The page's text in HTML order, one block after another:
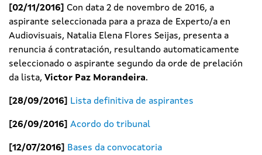
[02/11/2016]
Con data 2 de novembro de 2016, a
aspirante seleccionada para a praza de Experto/a en
Audiovisuais, Natalia Elena Flores Seijas, presenta a
renuncia á contratación, resultando automaticamente
seleccionado o aspirante segundo da orde de prelación
da lista, Victor Paz Morandeira.
[28/09/2016] Lista definitiva de aspirantes
[26/09/2016] Acordo do tribunal
[12/07/2016] Bases da convocatoria